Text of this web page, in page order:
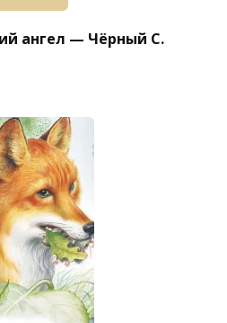
ангел — Чёрный С.